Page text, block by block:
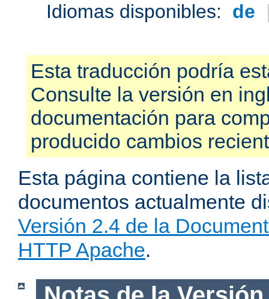
Idiomas disponibles: de
Esta traducción podría
Consulte la versión en
documentación para
producido cambios
Esta página contiene la
documentos actualmente
Versión 2.4 de la
HTTP Apache.